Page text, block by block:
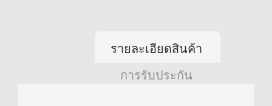
รายละเอียดสินค้า
การรับประกัน